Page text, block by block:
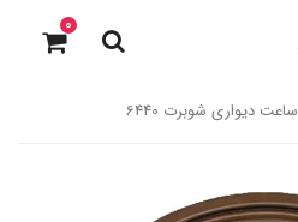
0
ساعت دیواری شوبرت 6440